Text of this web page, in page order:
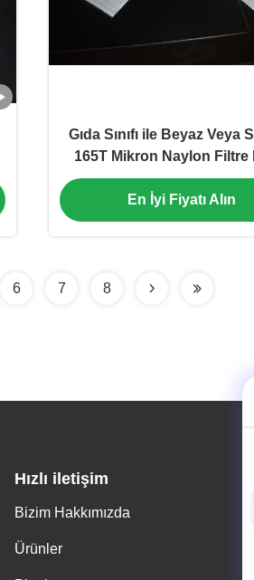
Gıda Sınıfı ile Beyaz Veya
165T Mikron Naylon Filtre
En İyi Fiyatı Alın
6 7 8
Hızlı iletişim
Bizim Hakkımızda
Ürünler